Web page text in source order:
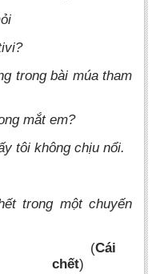
trong bài múa tham
mắt em?
tôi không chịu nổi.
trong một chuyến
(Cái
chết)